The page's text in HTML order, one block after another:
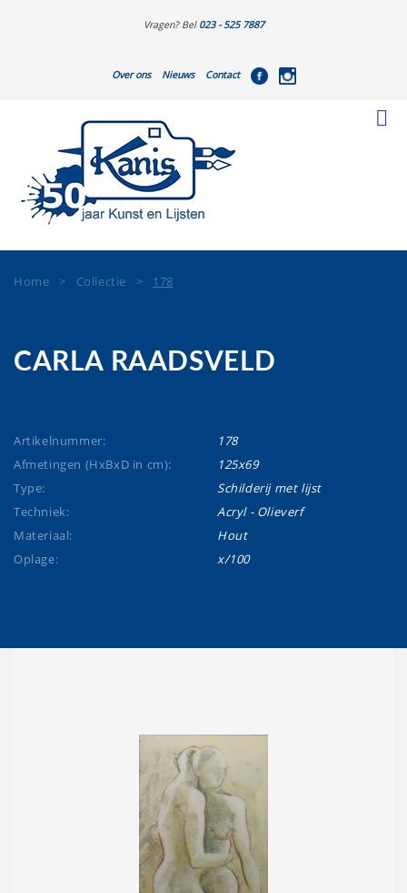
Vragen? Bel 023 - 525 7887
Over ons Nieuws Contact
Home > Collectie > 178
CARLA RAADSVELD
Artikelnummer:
178
Afmetingen (HxBxD in cm):
125x69
Type:
Schilderij met lijst
Techniek:
Acryl - Olieverf
Materiaal:
Hout
Oplage:
x/100